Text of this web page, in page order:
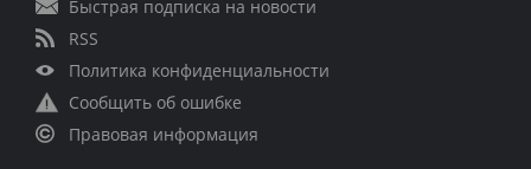
Быстрая подписка на новости
RSS
Политика конфиденциальности
Сообщить об ошибке
Правовая информация